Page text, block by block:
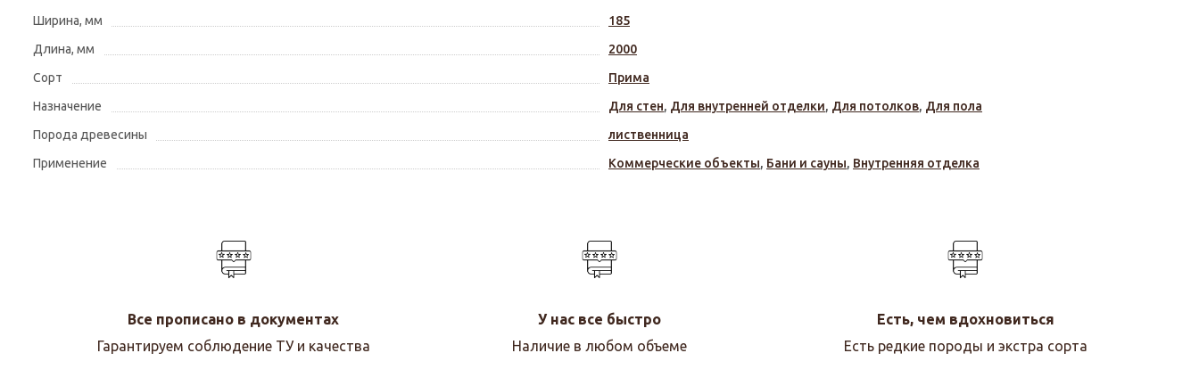
Ширина, мм
185
Длина, мм
2000
Сорт
Прима
Назначение
Для стен, Для внутренней отделки, Для потолков, Для пола
Порода древесины
лиственница
Применение
Коммерческие объекты, Бани и сауны, Внутренняя отделка
Все прописано в документах
Гарантируем соблюдение ТУ и качества
У нас все быстро
Наличие в любом объеме
Есть, чем вдохновиться
Есть редкие породы и экстра сорта